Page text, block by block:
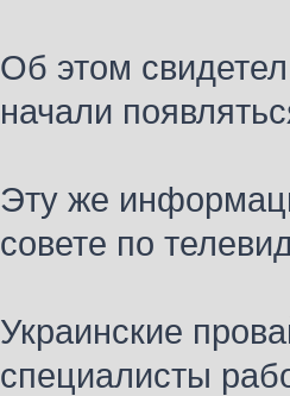
Об этом
начали
Эту же
совете по
Украинские
специалисты